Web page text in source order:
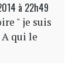
à 22h49
" je suis
qui le